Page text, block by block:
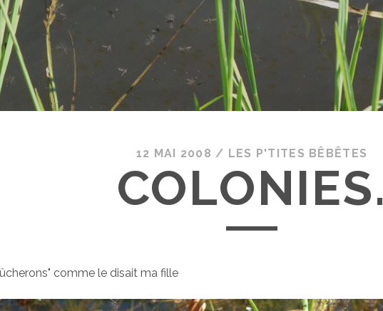
12 MAI 2008 / LES P'TITES BÊBÊTES
COLONIES.
comme le disait ma fille